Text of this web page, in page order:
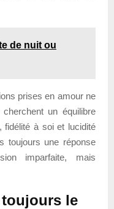
de nuit ou
prises en amour ne
un équilibre
fidélité à soi et lucidité
toujours une réponse
imparfaite, mais
toujours le